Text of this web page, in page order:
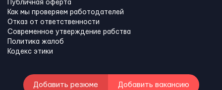
Публичная оферта
Как мы проверяем работодателей
Отказ от ответственности
Современное утверждение рабства
Политика жалоб
Кодекс этики
Добавить резюме Добавить вакансию